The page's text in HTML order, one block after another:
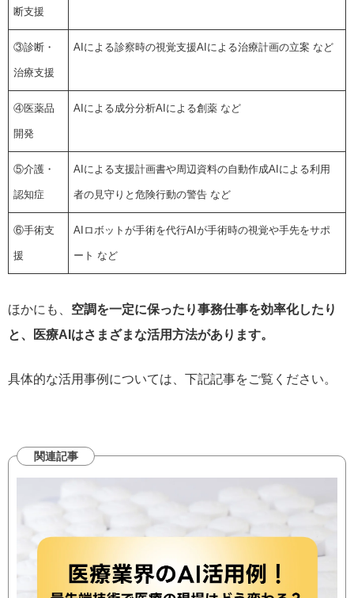
断支援
③診断・
治療支援
AIによる診察時の視覚支援AIによる治療計画の立案 など
④医薬品
開発
AIによる成分分析AIによる創薬 など
⑤介護・
認知症
AIによる支援計画書や周辺資料の自動作成AIによる利用
者の見守りと危険行動の警告 など
⑥手術支
援
AIロボットが手術を代行AIが手術時の視覚や手先をサポ
ート など
ほかにも、 空調を一定に保ったり事務仕事を効率化したり
と、医療AIはさまざまな活用方法があります。
具体的な活用事例については、下記記事をご覧ください。
関連記事